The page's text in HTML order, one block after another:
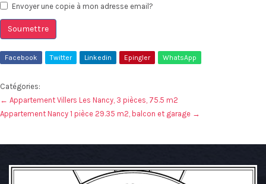
Envoyer une copie à mon adresse email?
Soumettre
Facebook Twitter Linkedin Epingler WhatsApp
Catégories:
← Appartement Villers Les Nancy, 3 pièces, 75.5 m2
Appartement Nancy 1 pièce 29.35 m2, balcon et garage →